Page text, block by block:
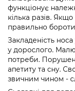
функціонує
кілька разів.
правильно
Закладеність
у дорослого.
потреби.
апетиту та сну.
звичним чином -